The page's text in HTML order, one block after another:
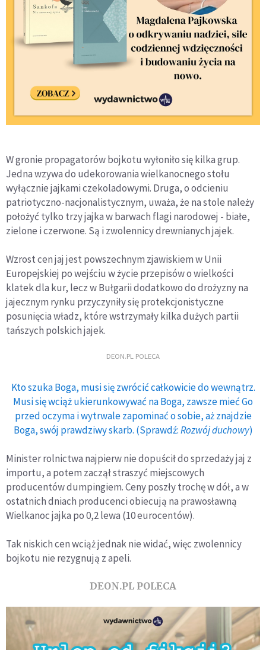
W gronie propagatorów bojkotu wyłoniło się kilka grup.
Jedna wzywa do udekorowania wielkanocnego stołu
wyłącznie jajkami czekoladowymi. Druga, o odcieniu
patriotyczno-nacjonalistycznym, uważa, że na stole należy
położyć tylko trzy jajka w barwach flagi narodowej - białe,
zielone i czerwone. Są i zwolennicy drewnianych jajek.
Wzrost cen jaj jest powszechnym zjawiskiem w Unii
Europejskiej po wejściu w życie przepisów o wielkości
klatek dla kur, lecz w Bułgarii dodatkowo do drożyzny na
jajecznym rynku przyczyniły się protekcjonistyczne
posunięcia władz, które wstrzymały kilka dużych partii
tańszych polskich jajek.
DEON.PL POLECA
Kto szuka Boga, musi się zwrócić całkowicie do wewnątrz.
Musi się wciąż ukierunkowywać na Boga, zawsze mieć Go
przed oczyma i wytrwale zapominać o sobie, aż znajdzie
Boga, swój prawdziwy skarb. (Sprawdź:Rozwój duchowy)
Minister rolnictwa najpierw nie dopuścił do sprzedaży jaj z
importu, a potem zaczął straszyć miejscowych
producentów dumpingiem. Ceny poszły trochę w dół, a w
ostatnich dniach producenci obiecują na prawosławną
Wielkanoc jajka po 0,2 lewa (10 eurocentów).
Tak niskich cen wciąż jednak nie widać, więc zwolennicy
bojkotu nie rezygnują z apeli.
DEON.PL POLECA